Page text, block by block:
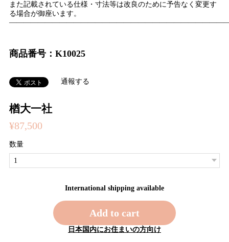
楢大一社
¥87,500
数量
International shipping available
Add to cart
日本国内にお住まいの方向け
また記載されている仕様・寸法等は改良のために予告なく変更す
る場合が御座います。
商品番号：K10025
通報する